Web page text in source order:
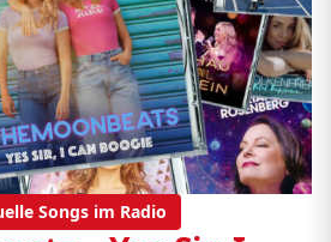
Songs im Radio